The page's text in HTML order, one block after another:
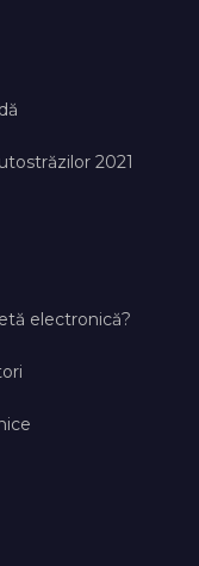
2021
electronică?